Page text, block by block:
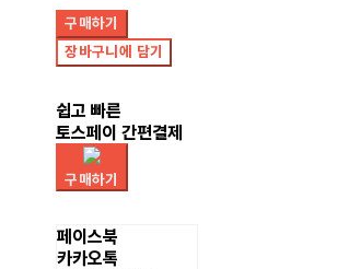
구매하기
장바구니에 담기
쉽고 빠른
토스페이 간편결제
구매하기
페이스북
카카오톡